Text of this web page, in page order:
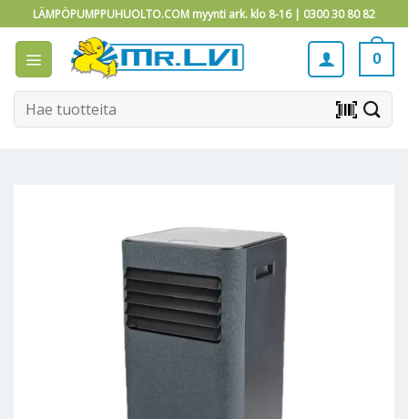
to
content
LÄMPÖPUMPPUHUOLTO.COM myynti ark. klo 8-16 | 0300 30 80 82
0
Etsi: barcode_scanner